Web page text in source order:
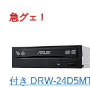
急グェ！
付き DRW-